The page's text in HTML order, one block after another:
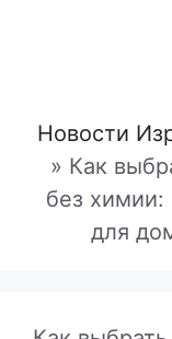
Новости
» Как
без
для